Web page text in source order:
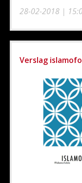
28-02-2018 |
Verslag